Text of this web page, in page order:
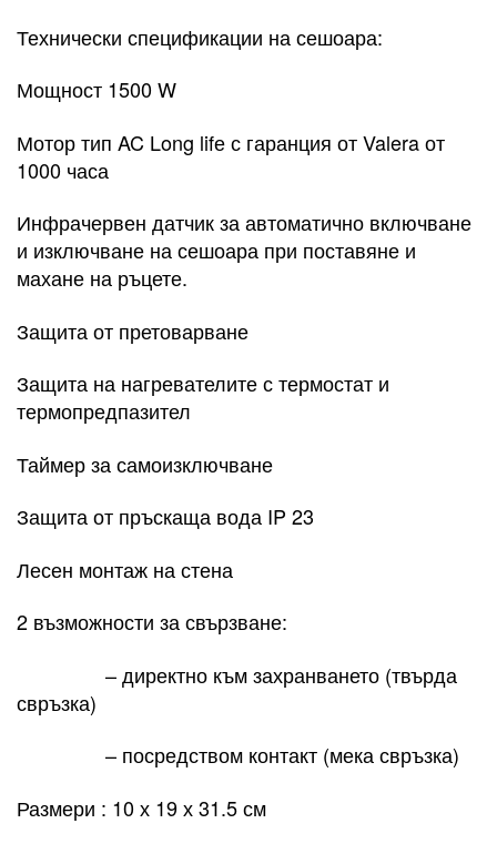
Технически спецификации на сешоара:
Мощност 1500 W
Мотор тип AC Long lifе с гаранция от Valera от
1000 часа
Инфрачервен датчик за автоматично включване
и изключване на сешоара при поставяне и
махане на ръцете.
Защита от претоварване
Защита на нагревателите с термостат и
термопредпазител
Таймер за самоизключване
Защита от пръскаща вода IP 23
Лесен монтаж на стена
2 възможности за свързване:
– директно към захранването (твърда
свръзка)
– посредством контакт (мека свръзка)
Размери : 10 х 19 х 31.5 см